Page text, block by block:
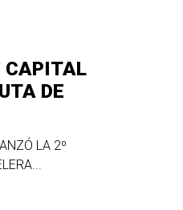
CAPITAL
DE
LA 2º